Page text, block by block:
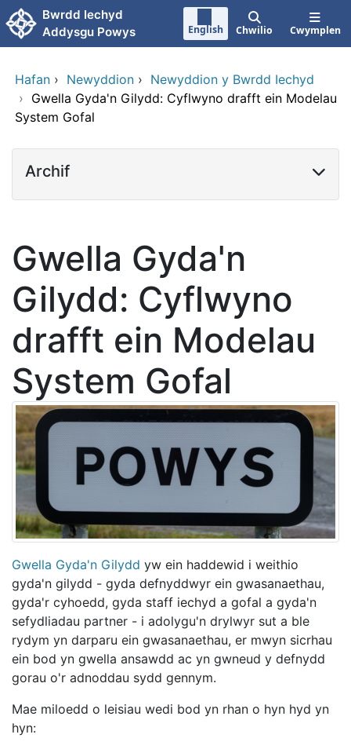
Neidio i'r prif gynnwy
Bwrdd Iechyd
Addysgu Powys
English Chwilio Cwymplen
Hafan › Newyddion › Newyddion y Bwrdd Iechyd
› Gwella Gyda'n Gilydd: Cyflwyno drafft ein Modelau
System Gofal
Archif
Gwella Gyda'n
Gilydd: Cyflwyno
drafft ein Modelau
System Gofal
Gwella Gyda'n Gilydd yw ein haddewid i weithio
gyda'n gilydd - gyda defnyddwyr ein gwasanaethau,
gyda'r cyhoedd, gyda staff iechyd a gofal a gyda'n
sefydliadau partner - i adolygu'n drylwyr sut a ble
rydym yn darparu ein gwasanaethau, er mwyn sicrhau
ein bod yn gwella ansawdd ac yn gwneud y defnydd
gorau o'r adnoddau sydd gennym.
Mae miloedd o leisiau wedi bod yn rhan o hyn hyd yn
hyn: